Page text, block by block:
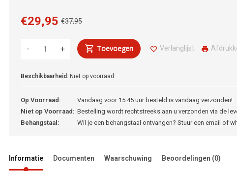
€37,95
€29,95
+
- Toevoegen Verlanglijst
Beschikbaarheid: Niet op voorraad
Op Voorraad:
Vandaag voor 15.45 uur besteld is vandaag verzonden!
Niet op Voorraad: Bestelling wordt rechtstreeks aan u verzonden via de
Behangstaal:
Wil je een behangstaal ontvangen? Stuur een email of
Informatie Documenten Waarschuwing Beoordelingen (0)